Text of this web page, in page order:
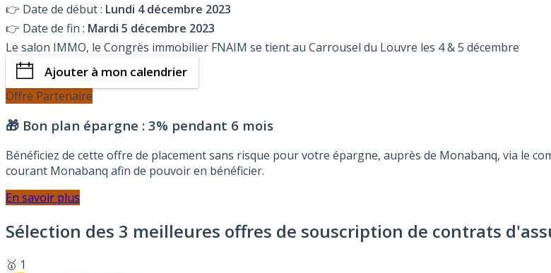
👉 Date de début : Lundi 4 décembre 2023
👉 Date de fin : Mardi 5 décembre 2023
Le salon IMMO, le Congrès immobilier FNAIM se tient au Carrousel du Louvre les 4 & 5 décembre
Ajouter à mon calendrier
Offre Partenaire
🎁 Bon plan épargne : 3% pendant 6 mois
Bénéficiez de cette offre de placement sans risque pour votre épargne, auprès de Monabanq, via le
courant Monabanq afin de pouvoir en bénéficier.
En savoir plus
Sélection des 3 meilleures offres de souscription de contrats
🥇 1